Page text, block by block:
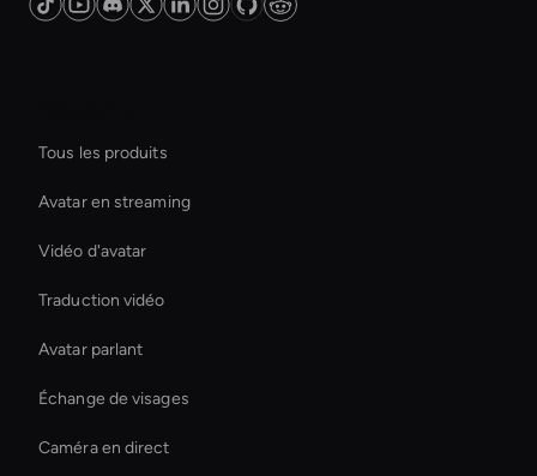
Tous les produits
Avatar en streaming
Vidéo d'avatar
Traduction vidéo
Avatar parlant
Échange de visages
Caméra en direct